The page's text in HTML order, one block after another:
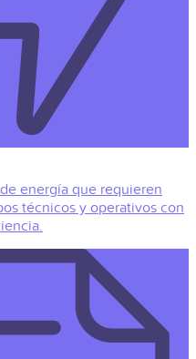
energía que requieren
técnicos y operativos con